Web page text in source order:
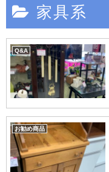
家具系
Q&A
お勧め商品